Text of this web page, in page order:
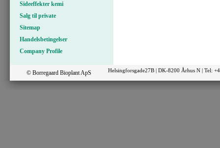
Sideeffekter kemi
Salg til private
Sitemap
Handelsbetingelser
Company Profile
© Borregaard Bioplant ApS Helsingforsgade27B | DK-8200 Århus N | Tel: